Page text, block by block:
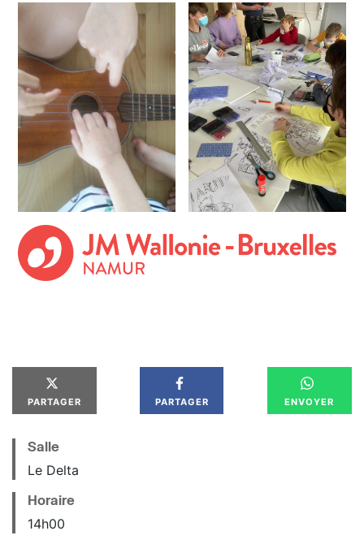
PARTAGER PARTAGER ENVOYER
Salle
Le Delta
Horaire
14h00